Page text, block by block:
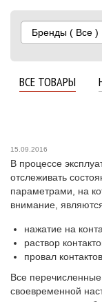
Бренды ( Все )
ВСЕ ТОВАРЫ
15.09.2016
В процессе
отслеживать
параметрами, на
внимание,
нажатие на
раствор
провал контактов.
Все
своевременной